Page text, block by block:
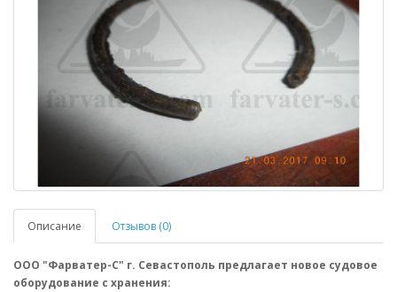
Описание Отзывов (0)
ООО "Фарватер-С" г. Севастополь предлагает новое судовое
оборудование с хранения: